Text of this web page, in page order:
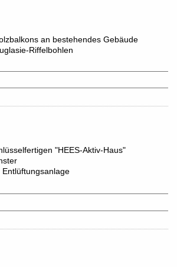
an bestehendes Gebäude
Riffelbohlen
"HEES-Aktiv-Haus"